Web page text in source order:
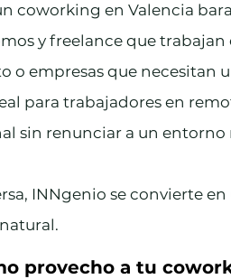
coworking en Valencia
y freelance que trabajan
o empresas que necesitan
para trabajadores en
sin renunciar a un
INNgenio se convierte
provecho a tu